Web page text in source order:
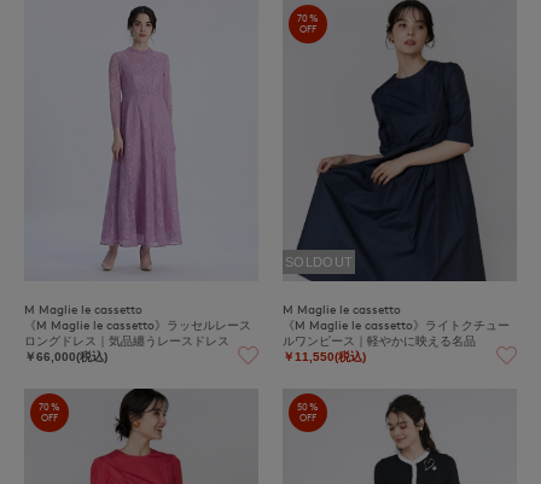
M Maglie le cassetto
《M Maglie le cassetto》ラッセルレース
ロングドレス｜気品纏うレースドレス
￥66,000(税込)
70%
OFF
SOLDOUT
M Maglie le cassetto
《M Maglie le cassetto》ライトクチュー
ルワンピース｜軽やかに映える名品
￥11,550(税込)
70%
OFF
50%
OFF